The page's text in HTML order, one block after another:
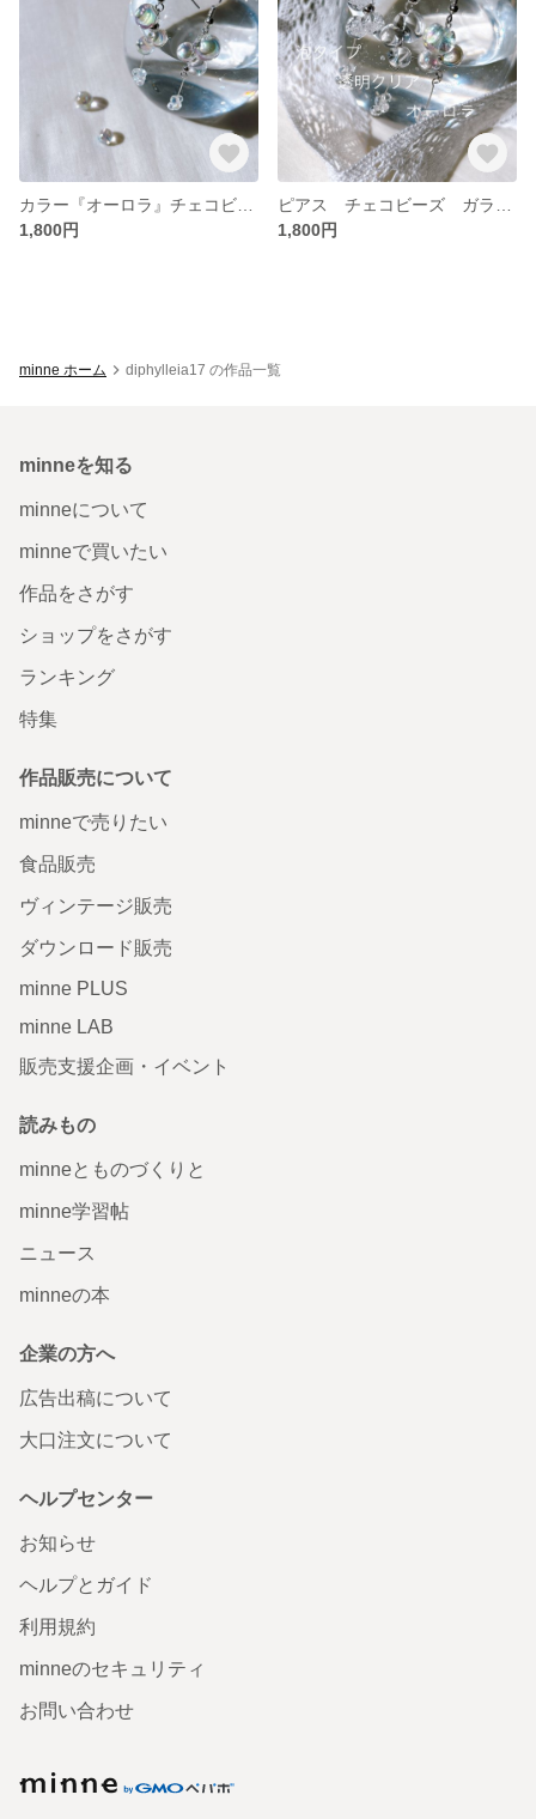
1,800円
1,800円
minne ホーム diphylleia17 の作品一覧
minneを知る
minneについて
minneで買いたい
作品をさがす
ショップをさがす
ランキング
特集
作品販売について
minneで売りたい
食品販売
ヴィンテージ販売
ダウンロード販売
minne PLUS
minne LAB
販売支援企画・イベント
読みもの
minneとものづくりと
minne学習帖
ニュース
minneの本
企業の方へ
広告出稿について
大口注文について
ヘルプセンター
お知らせ
ヘルプとガイド
利用規約
minneのセキュリティ
お問い合わせ